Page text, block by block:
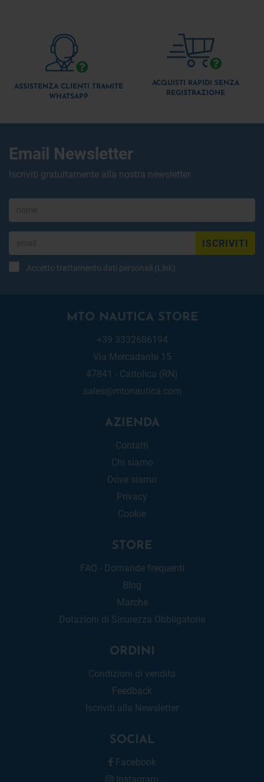
ASSISTENZA CLIENTI TRAMITE
WHATSAPP
ACQUISTI RAPIDI SENZA
REGISTRAZIONE
Email Newsletter
Iscriviti gratuitamente alla nostra newsletter
ISCRIVITI
Accetto trattamento dati personali (Link)
MTO NAUTICA STORE
+39 3332686194
Via Mercadante 15
47841 - Cattolica (RN)
sales@mtonautica.com
AZIENDA
Contatti
Chi siamo
Dove siamo
Privacy
Cookie
STORE
FAQ - Domande frequenti
Blog
Marche
Dotazioni di Sicurezza Obbligatorie
ORDINI
Condizioni di vendita
Feedback
Iscriviti alla Newsletter
SOCIAL
Facebook
Instagram